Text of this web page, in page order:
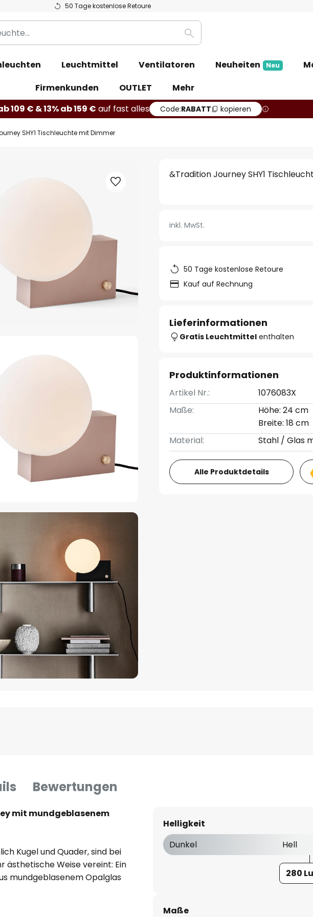
50 Tage kostenlose Retoure
Suche
Leuchtmittel Ventilatoren Neuheiten Neu
Firmenkunden
OUTLET
Mehr
109 € & 13% ab 159 € auf fast alles Code:RABATT kopieren
SHY1 Tischleuchte mit Dimmer
&Tradition Journey SHY1
inkl. MwSt.
50 Tage kostenlose Retoure
Kauf auf Rechnung
Lieferinformationen
Gratis Leuchtmittel enthalten
Produktinformationen
Artikel Nr.:
1076083X
Maße:
Höhe: 24 cm
Breite: 18 cm
Material:
Stahl / Glas
Alle Produktdetails
Bewertungen
mit mundgeblasenem
Kugel und Quader, sind bei
ästhetische Weise vereint: Ein
mundgeblasenem Opalglas
Helligkeit
Dunkel
Hell
280
Maße